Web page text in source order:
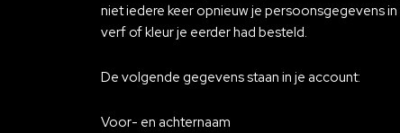
niet iedere keer opnieuw je persoonsgegevens
verf of kleur je eerder had besteld.
De volgende gegevens staan in je account:
Voor- en achternaam